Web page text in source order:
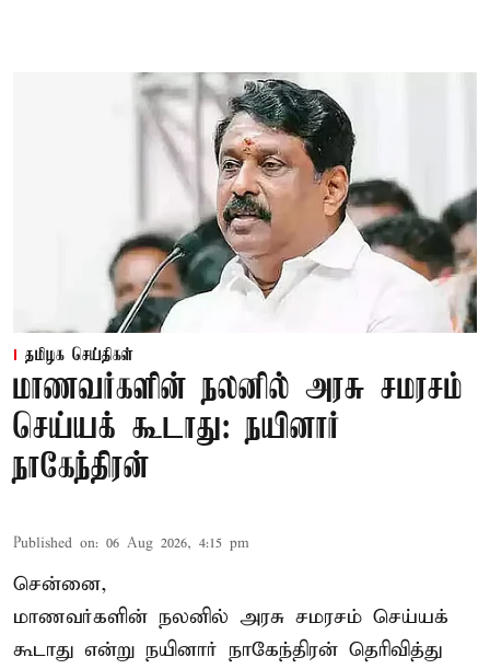
தமிழக செய்திகள்
மாணவர்களின் நலனில் அரசு சமரசம்
செய்யக் கூடாது: நயினார்
நாகேந்திரன்
Published on: 06 Aug 2026, 4:15 pm
சென்னை,
மாணவர்களின் நலனில் அரசு சமரசம் செய்யக்
கூடாது என்று நயினார் நாகேந்திரன் தெரிவித்து